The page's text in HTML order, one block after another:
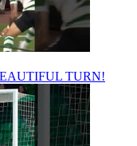
TURN!